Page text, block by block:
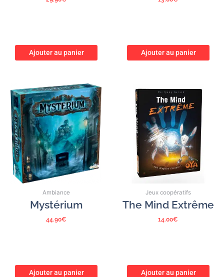
Ajouter au panier Ajouter au panier
Ambiance
Mystérium
44.90€
Ajouter au panier
Jeux coopératifs
The Mind Extrême
14.00€
Ajouter au panier